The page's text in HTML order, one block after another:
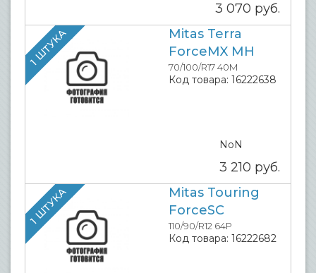
3 070 руб.
1 ШТУКА
Mitas Terra
ForceMX MH
70/100/R17 40M
Код товара: 16222638
NoN
3 210 руб.
1 ШТУКА
Mitas Touring
ForceSC
110/90/R12 64P
Код товара: 16222682